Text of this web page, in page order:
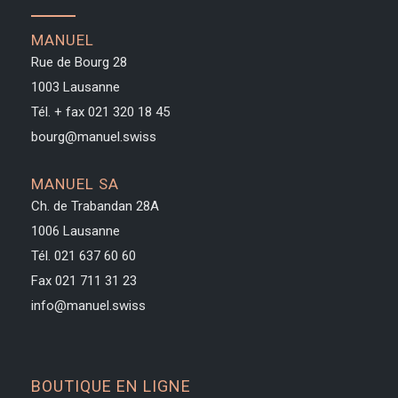
MANUEL
Rue de Bourg 28
1003 Lausanne
Tél. + fax 021 320 18 45
bourg@manuel.swiss
MANUEL SA
Ch. de Trabandan 28A
1006 Lausanne
Tél. 021 637 60 60
Fax 021 711 31 23
info@manuel.swiss
BOUTIQUE EN LIGNE